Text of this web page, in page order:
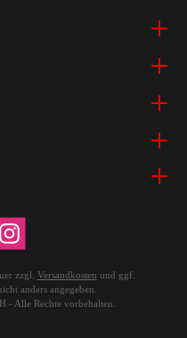
zzgl. Versandkosten und ggf.
anders angegeben.
- Alle Rechte vorbehalten.